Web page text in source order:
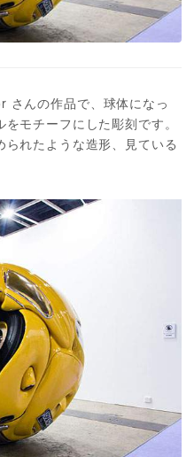
さんの作品で、球体になっ
モチーフにした彫刻です。
れたような造形、見ている